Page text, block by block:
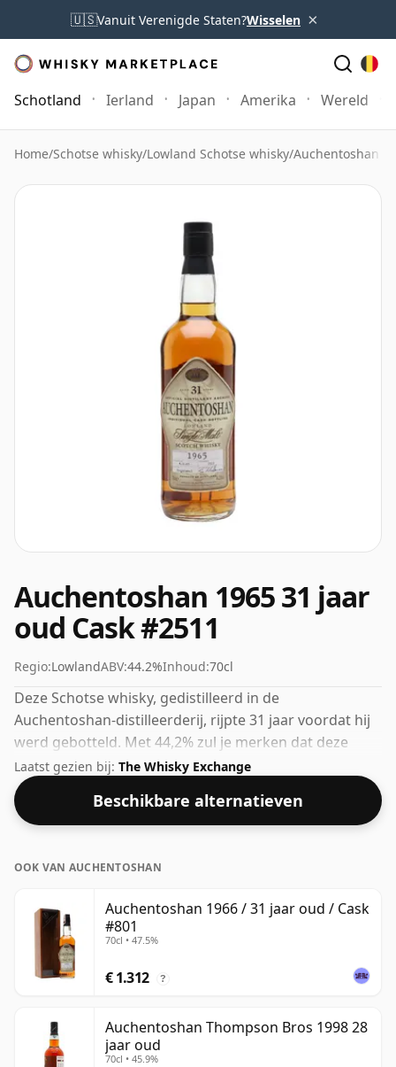
🇺🇸Vanuit Verenigde Staten?Wisselen ×
Schotland Ierland Japan Amerika Wereld
Home/Schotse whisky/Lowland Schotse whisky/Auchentoshan
Auchentoshan 1965 31 jaar
oud Cask #2511
Regio:LowlandABV:44.2%Inhoud:70cl
Deze Schotse whisky, gedistilleerd in de
Auchentoshan-distilleerderij, rijpte 31 jaar voordat hij
werd gebotteld. Met 44,2% zul je merken dat deze
whisky op een ideale drinksterkte is gebotteld. Wordt
geleverd in de normale flesmaat van 70cl.
Laatst gezien bij: The Whisky Exchange
Beschikbare alternatieven
OOK VAN AUCHENTOSHAN
Auchentoshan 1966 / 31 jaar oud / Cask
#801
70cl • 47.5%
€ 1.312 ?
Auchentoshan Thompson Bros 1998 28
jaar oud
70cl • 45.9%